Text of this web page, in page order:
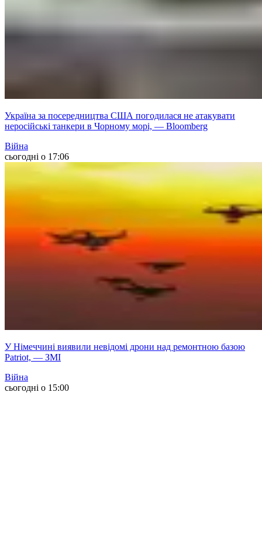
Україна за посередництва США погодилася не атакувати
неросійські танкери в Чорному морі, — Bloomberg
Війна
сьогодні о 17:06
У Німеччині виявили невідомі дрони над ремонтною базою
Patriot, — ЗМІ
Війна
сьогодні о 15:00